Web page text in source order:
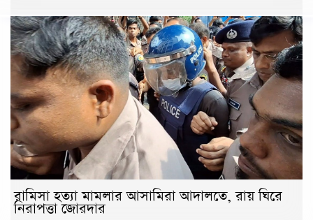
রামিসা হত্যা মামলার আসামিরা আদালতে, রায় ঘিরে
নিরাপত্তা জোরদার